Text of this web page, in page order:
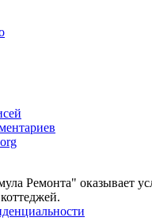
Ремонта" оказывает